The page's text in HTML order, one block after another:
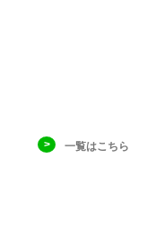
一覧はこちら